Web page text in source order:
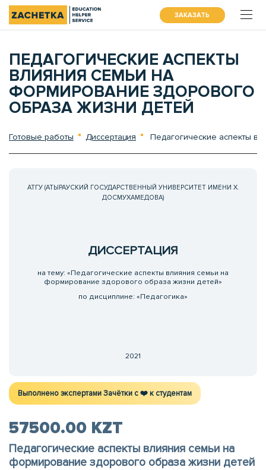
ЗАКАЗАТЬ
ПЕДАГОГИЧЕСКИЕ АСПЕКТЫ
ВЛИЯНИЯ СЕМЬИ НА
ФОРМИРОВАНИЕ ЗДОРОВОГО
ОБРАЗА ЖИЗНИ ДЕТЕЙ
Готовые работы Диссертация Педагогические аспекты
АТГУ (АТЫРАУСКИЙ ГОСУДАРСТВЕННЫЙ УНИВЕРСИТЕТ ИМЕНИ Х.
ДОСМУХАМЕДОВА)
ДИССЕРТАЦИЯ
на тему: «Педагогические аспекты влияния семьи на
формирование здорового образа жизни детей»
по дисциплине: «Педагогика»
2021
Выполнено экспертами Зачётки c ❤️ к студентам
57500.00 KZT
Педагогические аспекты влияния семьи на
формирование здорового образа жизни детей